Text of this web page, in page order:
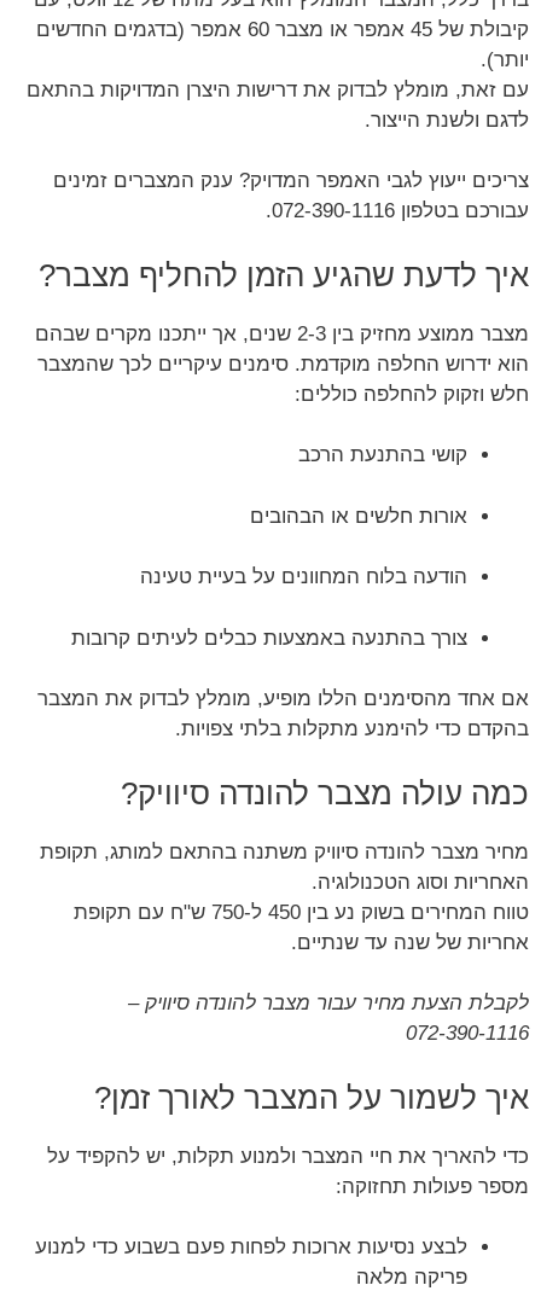
קיבולת של 45 אמפר או מצבר 60 אמפר (בדגמים החדשים
יותר).
עם זאת, מומלץ לבדוק את דרישות היצרן המדויקות בהתאם
לדגם ולשנת הייצור.
צריכים ייעוץ לגבי האמפר המדויק? ענק המצברים זמינים
עבורכם בטלפון 072-390-1116.
איך לדעת שהגיע הזמן להחליף מצבר?
מצבר ממוצע מחזיק בין 2-3 שנים, אך ייתכנו מקרים שבהם
הוא ידרוש החלפה מוקדמת. סימנים עיקריים לכך שהמצבר
חלש וזקוק להחלפה כוללים:
קושי בהתנעת הרכב
אורות חלשים או הבהובים
הודעה בלוח המחוונים על בעיית טעינה
צורך בהתנעה באמצעות כבלים לעיתים קרובות
אם אחד מהסימנים הללו מופיע, מומלץ לבדוק את המצבר
בהקדם כדי להימנע מתקלות בלתי צפויות.
כמה עולה מצבר להונדה סיוויק?
מחיר מצבר להונדה סיוויק משתנה בהתאם למותג, תקופת
האחריות וסוג הטכנולוגיה.
טווח המחירים בשוק נע בין 450 ל-750 ש"ח עם תקופת
אחריות של שנה עד שנתיים.
לקבלת הצעת מחיר עבור מצבר להונדה סיוויק –
072-390-1116
איך לשמור על המצבר לאורך זמן?
כדי להאריך את חיי המצבר ולמנוע תקלות, יש להקפיד על
מספר פעולות תחזוקה:
לבצע נסיעות ארוכות לפחות פעם בשבוע כדי למנוע
פריקה מלאה